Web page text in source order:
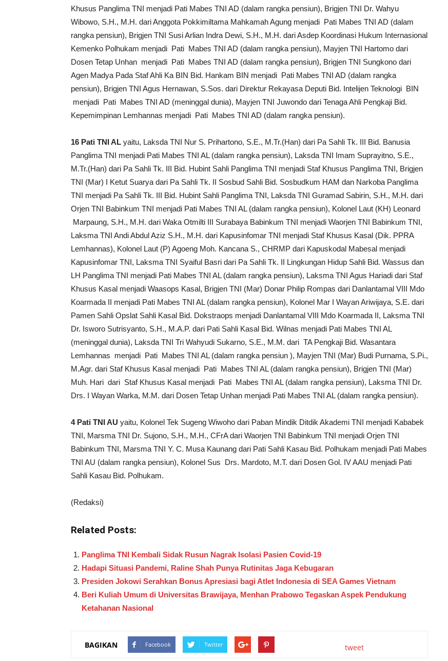
Khusus Panglima TNI menjadi Pati Mabes TNI AD (dalam rangka pensiun), Brigjen TNI Dr. Wahyu
Wibowo, S.H., M.H. dari Anggota Pokkimiltama Mahkamah Agung menjadi Pati Mabes TNI AD (dalam
rangka pensiun), Brigjen TNI Susi Arlian Indra Dewi, S.H., M.H. dari Asdep Koordinasi Hukum Internasional
Kemenko Polhukam menjadi Pati Mabes TNI AD (dalam rangka pensiun), Mayjen TNI Hartomo dari
Dosen Tetap Unhan menjadi Pati Mabes TNI AD (dalam rangka pensiun), Brigjen TNI Sungkono dari
Agen Madya Pada Staf Ahli Ka BIN Bid. Hankam BIN menjadi Pati Mabes TNI AD (dalam rangka
pensiun), Brigjen TNI Agus Hernawan, S.Sos. dari Direktur Rekayasa Deputi Bid. Intelijen Teknologi BIN
menjadi Pati Mabes TNI AD (meninggal dunia), Mayjen TNI Juwondo dari Tenaga Ahli Pengkaji Bid.
Kepemimpinan Lemhannas menjadi Pati Mabes TNI AD (dalam rangka pensiun).
16 Pati TNI AL yaitu, Laksda TNI Nur S. Prihartono, S.E., M.Tr.(Han) dari Pa Sahli Tk. III Bid. Banusia
Panglima TNI menjadi Pati Mabes TNI AL (dalam rangka pensiun), Laksda TNI Imam Suprayitno, S.E.,
M.Tr.(Han) dari Pa Sahli Tk. III Bid. Hubint Sahli Panglima TNI menjadi Staf Khusus Panglima TNI, Brigjen
TNI (Mar) I Ketut Suarya dari Pa Sahli Tk. II Sosbud Sahli Bid. Sosbudkum HAM dan Narkoba Panglima
TNI menjadi Pa Sahli Tk. III Bid. Hubint Sahli Panglima TNI, Laksda TNI Guramad Sabirin, S.H., M.H. dari
Orjen TNI Babinkum TNI menjadi Pati Mabes TNI AL (dalam rangka pensiun), Kolonel Laut (KH) Leonard
Marpaung, S.H., M.H. dari Waka Otmilti III Surabaya Babinkum TNI menjadi Waorjen TNI Babinkum TNI,
Laksma TNI Andi Abdul Aziz S.H., M.H. dari Kapusinfomar TNI menjadi Staf Khusus Kasal (Dik. PPRA
Lemhannas), Kolonel Laut (P) Agoeng Moh. Kancana S., CHRMP dari Kapuskodal Mabesal menjadi
Kapusinfomar TNI, Laksma TNI Syaiful Basri dari Pa Sahli Tk. II Lingkungan Hidup Sahli Bid. Wassus dan
LH Panglima TNI menjadi Pati Mabes TNI AL (dalam rangka pensiun), Laksma TNI Agus Hariadi dari Staf
Khusus Kasal menjadi Waasops Kasal, Brigjen TNI (Mar) Donar Philip Rompas dari Danlantamal VIII Mdo
Koarmada II menjadi Pati Mabes TNI AL (dalam rangka pensiun), Kolonel Mar I Wayan Ariwijaya, S.E. dari
Pamen Sahli Opslat Sahli Kasal Bid. Dokstraops menjadi Danlantamal VIII Mdo Koarmada II, Laksma TNI
Dr. Isworo Sutrisyanto, S.H., M.A.P. dari Pati Sahli Kasal Bid. Wilnas menjadi Pati Mabes TNI AL
(meninggal dunia), Laksda TNI Tri Wahyudi Sukarno, S.E., M.M. dari TA Pengkaji Bid. Wasantara
Lemhannas menjadi Pati Mabes TNI AL (dalam rangka pensiun ), Mayjen TNI (Mar) Budi Purnama, S.Pi.,
M.Agr. dari Staf Khusus Kasal menjadi Pati Mabes TNI AL (dalam rangka pensiun), Brigjen TNI (Mar)
Muh. Hari dari Staf Khusus Kasal menjadi Pati Mabes TNI AL (dalam rangka pensiun), Laksma TNI Dr.
Drs. I Wayan Warka, M.M. dari Dosen Tetap Unhan menjadi Pati Mabes TNI AL (dalam rangka pensiun).
4Pati TNI AU yaitu, Kolonel Tek Sugeng Wiwoho dari Paban Mindik Ditdik Akademi TNI menjadi Kababek
TNI, Marsma TNI Dr. Sujono, S.H., M.H., CFrA dari Waorjen TNI Babinkum TNI menjadi Orjen TNI
Babinkum TNI, Marsma TNI Y. C. Musa Kaunang dari Pati Sahli Kasau Bid. Polhukam menjadi Pati Mabes
TNI AU (dalam rangka pensiun), Kolonel Sus Drs. Mardoto, M.T. dari Dosen Gol. IV AAU menjadi Pati
Sahli Kasau Bid. Polhukam.
(Redaksi)
Related Posts:
Panglima TNI Kembali Sidak Rusun Nagrak Isolasi Pasien Covid-19
Hadapi Situasi Pandemi, Raline Shah Punya Rutinitas Jaga Kebugaran
Presiden Jokowi Serahkan Bonus Apresiasi bagi Atlet Indonesia di SEA Games Vietnam
Beri Kuliah Umum di Universitas Brawijaya, Menhan Prabowo Tegaskan Aspek Pendukung
Ketahanan Nasional
BAGIKAN Facebook Twitter tweet